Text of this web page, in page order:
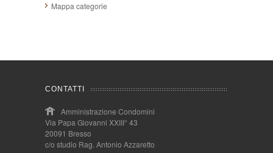
Mappa categorie
CONTATTI
Amministrazione Condomini
Via Papa Giovanni XXIII° 43
20091 Bresso
c/o studio Rag. Antonio Azzaretto